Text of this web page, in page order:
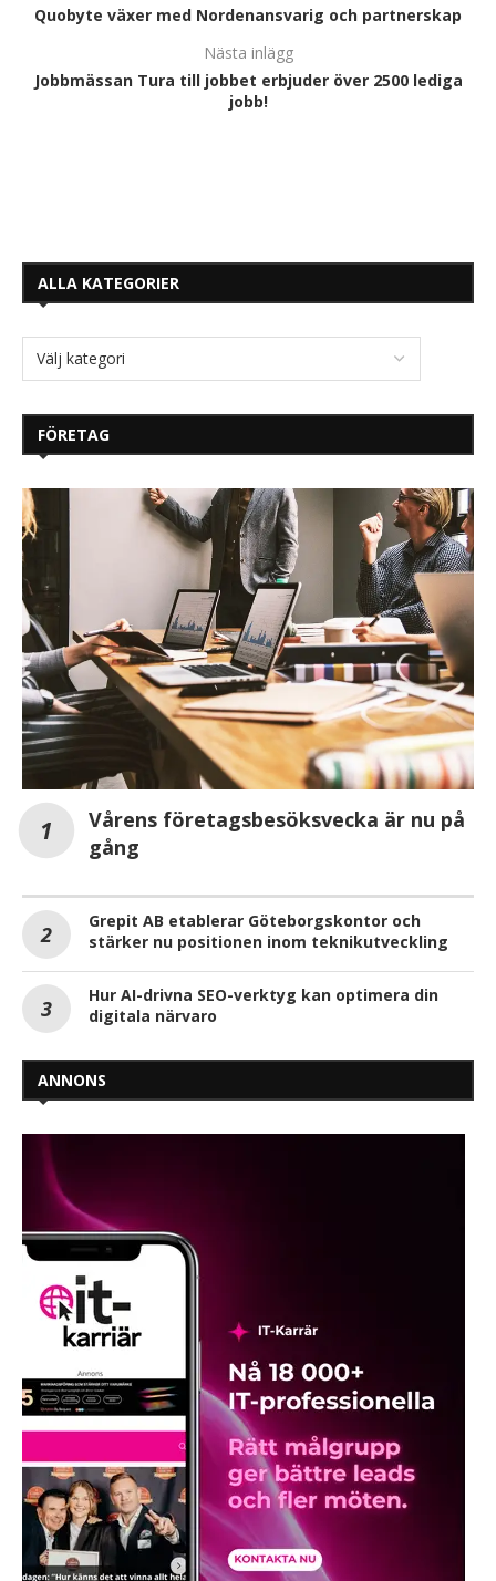
Quobyte växer med Nordenansvarig och partnerskap
Nästa inlägg
Jobbmässan Tura till jobbet erbjuder över 2500 lediga
jobb!
ALLA KATEGORIER
FÖRETAG
Vårens företagsbesöksvecka är nu på
gång
Grepit AB etablerar Göteborgskontor och
stärker nu positionen inom teknikutveckling
Hur AI-drivna SEO-verktyg kan optimera din
digitala närvaro
ANNONS